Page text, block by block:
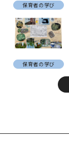
保育者の学び
保育者の学び